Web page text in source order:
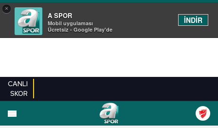
×
A SPOR
Mobil uygulaması
Ücretsiz - Google Play'de
İNDİR
CANLI
SKOR